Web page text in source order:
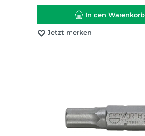
In den Warenkorb
Jetzt merken